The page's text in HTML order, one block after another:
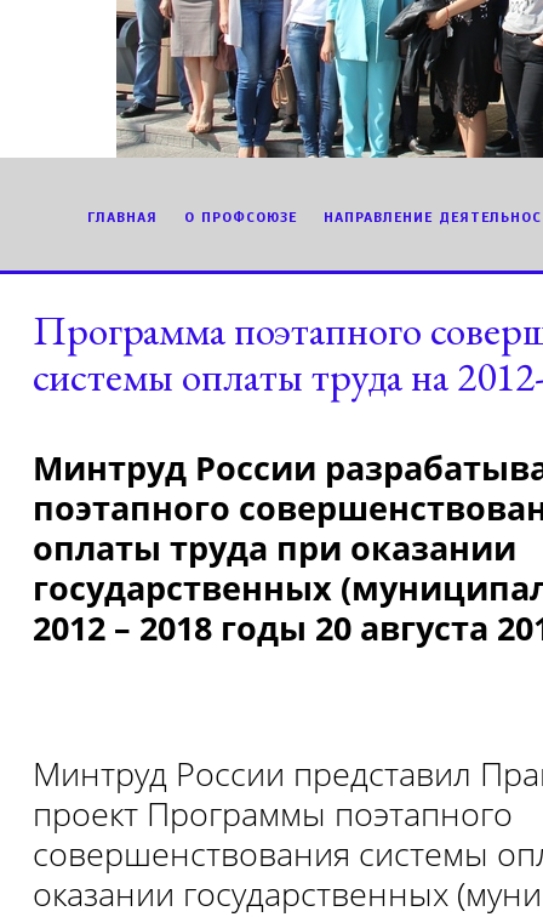
ГЛАВНАЯ О ПРОФСОЮЗЕ НАПРАВЛЕНИЕ
Программа поэтапного
системы оплаты труда на
Минтруд России
поэтапного
оплаты труда при оказании
государственных
2012 – 2018 годы 20 августа
Минтруд России представил
проект Программы поэтапного
совершенствования системы
оказании государственных